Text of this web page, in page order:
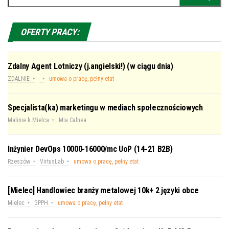
OFERTY PRACY:
Zdalny Agent Lotniczy (j.angielski!) (w ciągu dnia)
ZDALNIE umowa o pracę, pełny etat
Specjalista(ka) marketingu w mediach społecznościowych
Malinie k.Mielca Mia Calnea
Inżynier DevOps 10000-16000/mc UoP (14-21 B2B)
Rzeszów VirtusLab umowa o pracę, pełny etat
[Mielec] Handlowiec branży metalowej 10k+ 2 języki obce
Mielec GPPH umowa o pracę, pełny etat